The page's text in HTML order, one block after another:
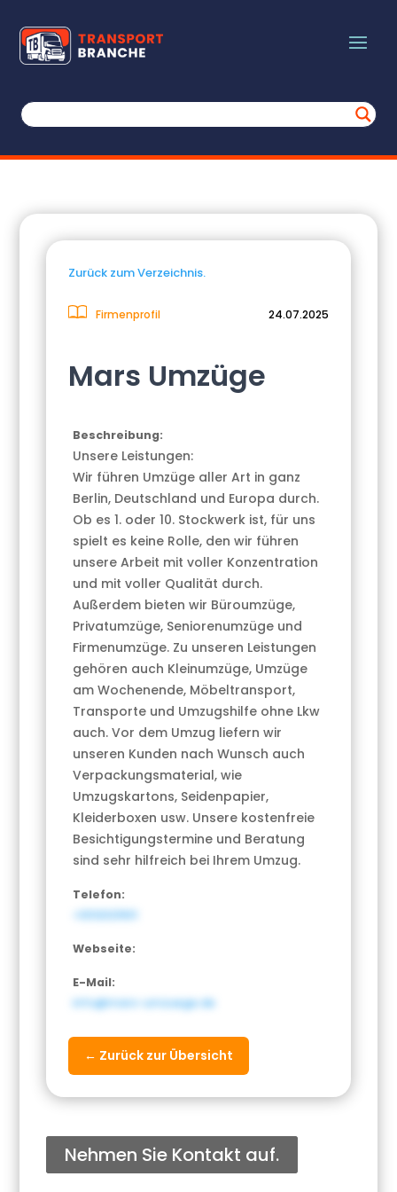
Zurück zum Verzeichnis.
Firmenprofil 24.07.2025
Mars Umzüge
Beschreibung:
Unsere Leistungen:
Wir führen Umzüge aller Art in ganz
Berlin, Deutschland und Europa durch.
Ob es 1. oder 10. Stockwerk ist, für uns
spielt es keine Rolle, den wir führen
unsere Arbeit mit voller Konzentration
und mit voller Qualität durch.
Außerdem bieten wir Büroumzüge,
Privatumzüge, Seniorenumzüge und
Firmenumzüge. Zu unseren Leistungen
gehören auch Kleinumzüge, Umzüge
am Wochenende, Möbeltransport,
Transporte und Umzugshilfe ohne Lkw
auch. Vor dem Umzug liefern wir
unseren Kunden nach Wunsch auch
Verpackungsmaterial, wie
Umzugskartons, Seidenpapier,
Kleiderboxen usw. Unsere kostenfreie
Besichtigungstermine und Beratung
sind sehr hilfreich bei Ihrem Umzug.
Telefon:
+3012021901
Webseite:
E-Mail:
info@mars-umzuege.de
← Zurück zur Übersicht
Nehmen Sie Kontakt auf.